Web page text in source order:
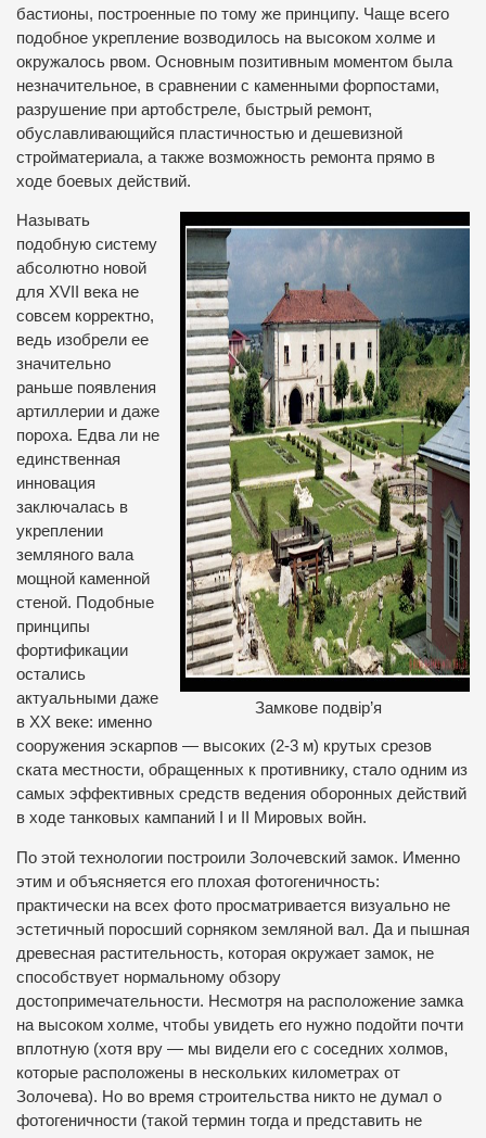
бастионы, построенные по тому же принципу. Чаще всего
подобное укрепление возводилось на высоком холме и
окружалось рвом. Основным позитивным моментом была
незначительное, в сравнении с каменными форпостами,
разрушение при артобстреле, быстрый ремонт,
обуславливающийся пластичностью и дешевизной
стройматериала, а также возможность ремонта прямо в
ходе боевых действий.
Замкове подвір’я
Называть
подобную систему
абсолютно новой
для XVII века не
совсем корректно,
ведь изобрели ее
значительно
раньше появления
артиллерии и даже
пороха. Едва ли не
единственная
инновация
заключалась в
укреплении
земляного вала
мощной каменной
стеной. Подобные
принципы
фортификации
остались
актуальными даже
в ХХ веке: именно
сооружения эскарпов — высоких (2-3 м) крутых срезов
ската местности, обращенных к противнику, стало одним из
самых эффективных средств ведения оборонных действий
в ходе танковых кампаний І и ІІ Мировых войн.
По этой технологии построили Золочевский замок. Именно
этим и объясняется его плохая фотогеничность:
практически на всех фото просматривается визуально не
эстетичный поросший сорняком земляной вал. Да и пышная
древесная растительность, которая окружает замок, не
способствует нормальному обзору
достопримечательности. Несмотря на расположение замка
на высоком холме, чтобы увидеть его нужно подойти почти
вплотную (хотя вру — мы видели его с соседних холмов,
которые расположены в нескольких километрах от
Золочева). Но во время строительства никто не думал о
фотогеничности (такой термин тогда и представить не